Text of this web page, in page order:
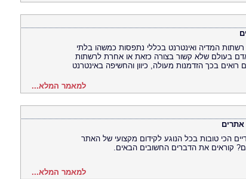
המדיה ואינטרנט בכללי נתפסות כמשהו בלתי
אדם בעולם שלא קשור בצורה כזאת או אחרת לרשתות
בכך הזדמנות מעולה, כיוון והחשיפה באינטרנט
למאמר המלא...
אתרים
הכי טובות בכל הנוגע לקידום מקצועי של האתר
קוראים את הדברים החשובים הבאים.
למאמר המלא...